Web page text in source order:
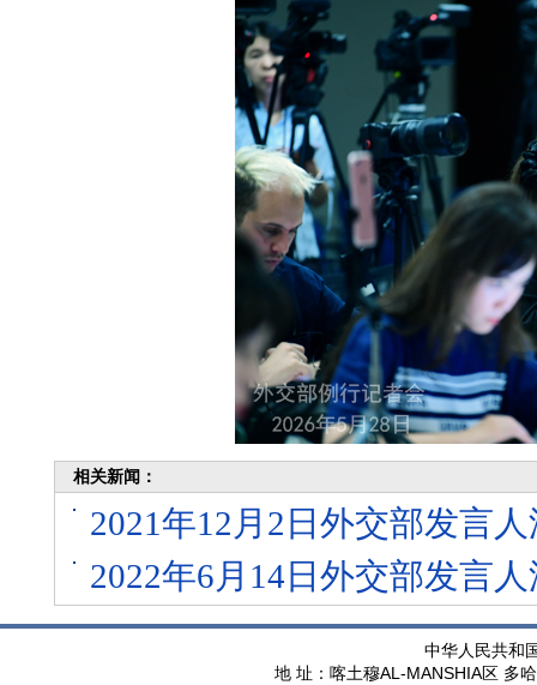
相关新闻：
2021年12月2日外交部发言
2022年6月14日外交部发言
中华人民共和
地 址：喀土穆AL-MANSHIA区 多